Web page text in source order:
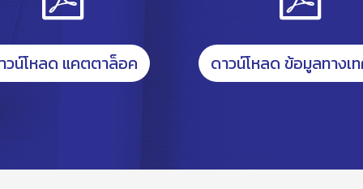
วน์โหลด แคตตาล็อค ดาวน์โหลด ข้อมูลทางเ